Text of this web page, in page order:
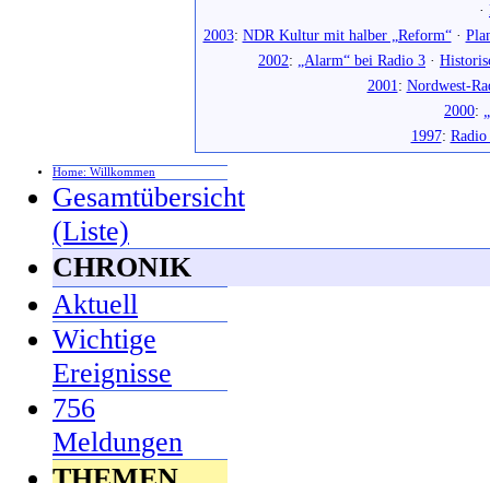
·
2003: NDR Kultur mit halber „Reform“·
2002: „Alarm“ bei Radio 3 ·
2001: Nordwest-
2000:
1997:
Home: Willkommen
Gesamtübersicht
(Liste)
CHRONIK
Aktuell
Wichtige
Ereignisse
756
Meldungen